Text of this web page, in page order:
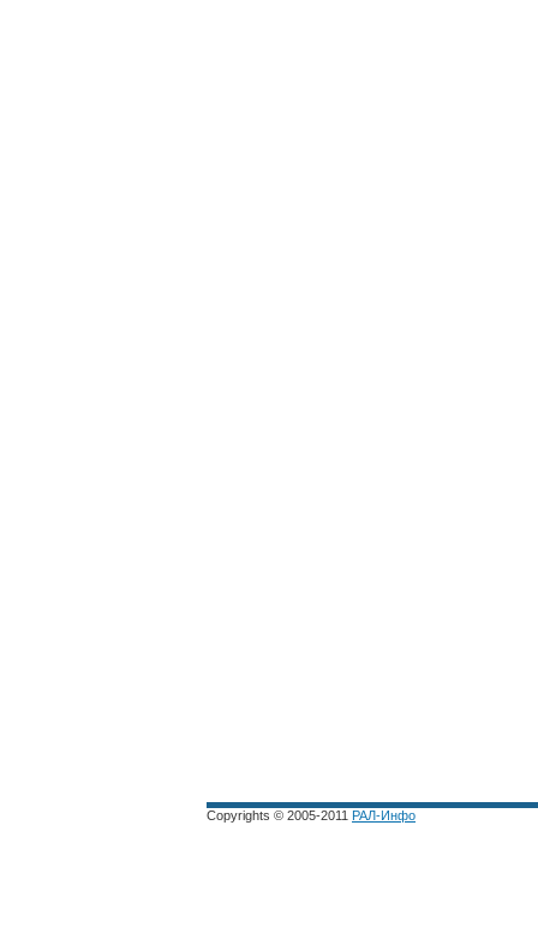
Copyrights © 2005-2011 РАЛ-Инфо